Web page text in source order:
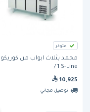
متوفر
/ 1 S-Line
10,925
توصيل مجاني